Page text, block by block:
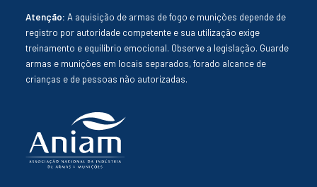
Atenção: A aquisição de armas de fogo e munições depende de
registro por autoridade competente e sua utilização exige
treinamento e equilíbrio emocional. Observe a legislação. Guarde
armas e munições em locais separados, forado alcance de
crianças e de pessoas não autorizadas.